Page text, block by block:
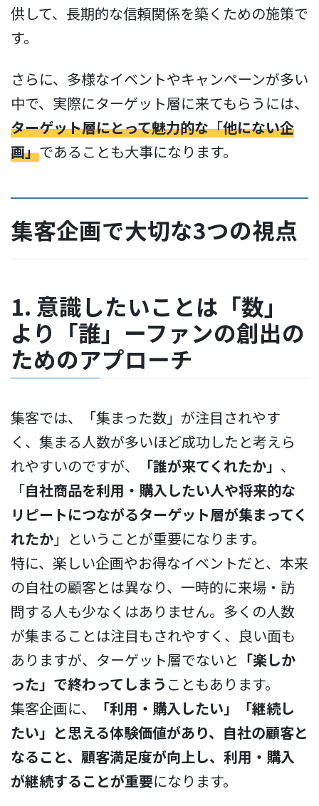
供して、長期的な信頼関係を築くための施策で
す。
さらに、多様なイベントやキャンペーンが多い
中で、実際にターゲット層に来てもらうには、
ターゲット層にとって魅力的な「他にない企
画」であることも大事になります。
集客企画で大切な3つの視点
1. 意識したいことは「数」
より「誰」ーファンの創出の
ためのアプローチ
集客では、「集まった数」が注目されやす
く、集まる人数が多いほど成功したと考えら
れやすいのですが、
「誰が来てくれたか」 、
「自社商品を利用・購入したい人や将来的な
リピートにつながるターゲット層が集まってく
れたか」ということが重要になります。
特に、楽しい企画やお得なイベントだと、本来
の自社の顧客とは異なり、一時的に来場・訪
問する人も少なくはありません。多くの人数
が集まることは注目もされやすく、良い面も
ありますが、ターゲット層でないと 「楽しか
った」で終わってしまう こともあります。
集客企画に、
「利用・購入したい」「継続し
たい」と思える体験価値があり、自社の顧客と
なること、顧客満足度が向上し、利用・購入
が継続することが重要になります。